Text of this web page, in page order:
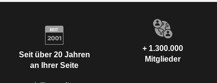
Seit über 20 Jahren
an Ihrer Seite
+ 1.300.000
Mitglieder